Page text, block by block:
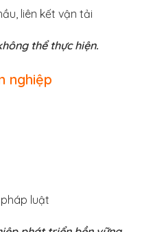
liên kết vận tải
thể thực hiện.
nghiệp
luật